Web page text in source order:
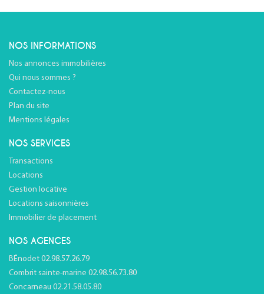
NOS INFORMATIONS
Nos annonces immobilières
Qui nous sommes ?
Contactez-nous
Plan du site
Mentions légales
NOS SERVICES
Transactions
Locations
Gestion locative
Locations saisonnières
Immobilier de placement
NOS AGENCES
BÉnodet 02.98.57.26.79
Combrit sainte-marine 02.98.56.73.80
Concarneau 02.21.58.05.80